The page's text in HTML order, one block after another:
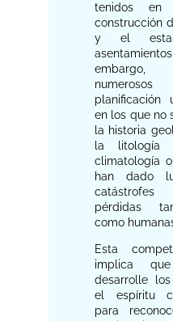
tenidos
construcción
y el
planificación
en los que no
la historia
la litología
climatología
han dado
catástrofes
pérdidas
como
Esta
implica
desarrolle
el espíritu
para